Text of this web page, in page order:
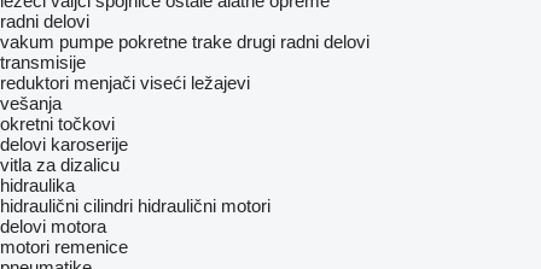
radni delovi
vakum pumpe pokretne trake drugi radni delovi
transmisije
reduktori menjači viseći ležajevi
vešanja
okretni točkovi
delovi karoserije
vitla za dizalicu
hidraulika
hidraulični cilindri hidraulični motori
delovi motora
motori remenice